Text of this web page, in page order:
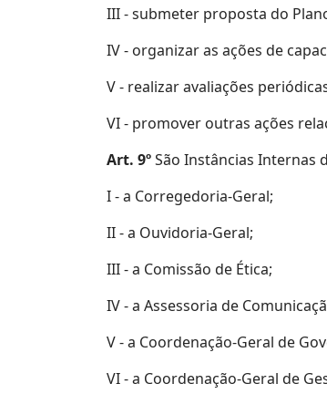
III - submeter proposta do
IV - organizar as ações de
V - realizar avaliações
VI - promover outras ações
Art. 9ºSão Instâncias Internas
I - a Corregedoria-Geral;
II - a Ouvidoria-Geral;
III - a Comissão de Ética;
IV - a Assessoria de
V - a Coordenação-Geral de
VI - a Coordenação-Geral de